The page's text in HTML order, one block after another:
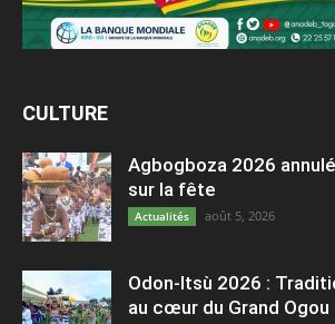
CULTURE
Agbogboza 2026
sur la fête
Actualités août 5, 2026
Odon-Itsù 2026 :
au cœur du Grand Ogou